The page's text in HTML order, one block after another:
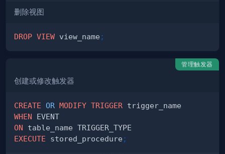
删除视图
DROP VIEW view_name ;
管理触发器
创建或修改触发器
CREATE OR MODIFY TRIGGER
WHEN
ON
EXECUTE stored_procedure ;